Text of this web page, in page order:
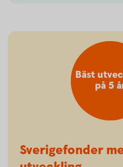
Sverigefonder
Bäst
på 5